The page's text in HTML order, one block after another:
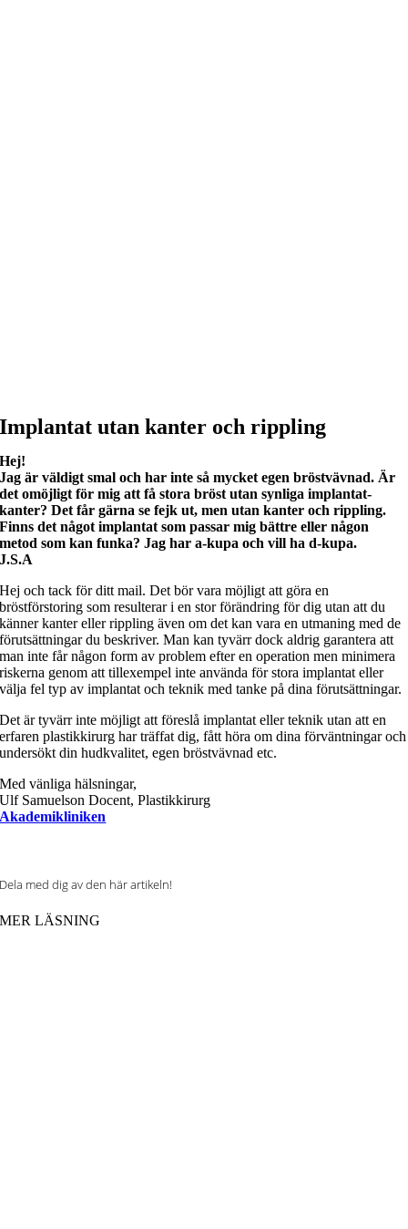
Implantat utan kanter och rippling
Hej!
Jag är väldigt smal och har inte så mycket egen bröstvävnad. Är
det omöjligt för mig att få stora bröst utan synliga implantat-
kanter? Det får gärna se fejk ut, men utan kanter och rippling.
Finns det något implantat som passar mig bättre eller någon
metod som kan funka? Jag har a-kupa och vill ha d-kupa.
J.S.A
Hej och tack för ditt mail. Det bör vara möjligt att göra en
bröstförstoring som resulterar i en stor förändring för dig utan att du
känner kanter eller rippling även om det kan vara en utmaning med de
förutsättningar du beskriver. Man kan tyvärr dock aldrig garantera att
man inte får någon form av problem efter en operation men minimera
riskerna genom att tillexempel inte använda för stora implantat eller
välja fel typ av implantat och teknik med tanke på dina förutsättningar.
Det är tyvärr inte möjligt att föreslå implantat eller teknik utan att en
erfaren plastikkirurg har träffat dig, fått höra om dina förväntningar och
undersökt din hudkvalitet, egen bröstvävnad etc.
Med vänliga hälsningar,
Ulf Samuelson Docent, Plastikkirurg
Akademikliniken
Dela med dig av den här artikeln!
MER LÄSNING